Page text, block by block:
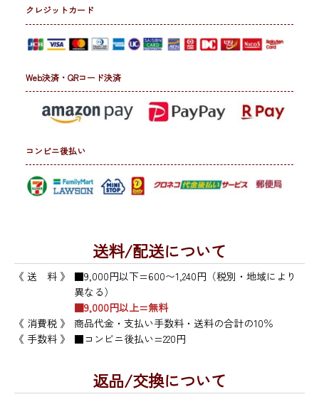
クレジットカード
Web決済・QRコード決済
コンビニ後払い
送料/配送について
《 送 料 》
■9,000円以下=600〜1,240円（税別・地域により
異なる）
■9,000円以上=無料
《 消費税 》
商品代金・支払い手数料・送料の合計の10％
《 手数料 》
■コンビニ後払い=220円
返品/交換について